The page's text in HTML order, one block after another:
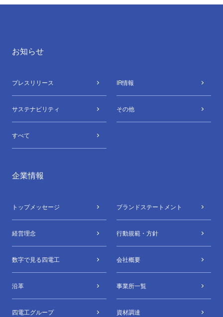
お知らせ
プレスリリース IR情報
サステナビリティ その他
すべて
企業情報
トップメッセージ ブランドステートメント
経営理念 行動規範・方針
数字で⾒る四電⼯ 会社概要
沿革 事業所⼀覧
四電⼯グループ 資材調達